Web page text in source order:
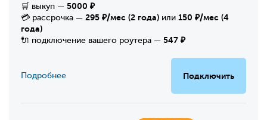
🛒 выкуп — 5000 ₽
💳 рассрочка — 295 ₽/мес (2 года) или 150 ₽/мес (4
года)
🔌 подключение вашего роутера — 547 ₽
Подключить
Подробнее